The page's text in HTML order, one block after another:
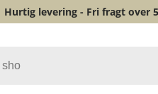
Hurtig levering - Fri fragt over